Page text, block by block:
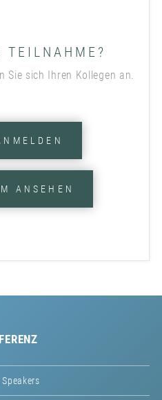
TEILNAHME?
Sie sich Ihren Kollegen an.
ANSEHEN